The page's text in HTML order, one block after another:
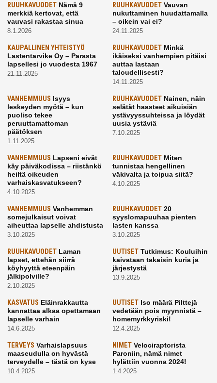
RUUHKAVUODET Nämä 9
merkkiä kertovat, että
vauvasi rakastaa sinua
8.1.2026
RUUHKAVUODETVauvan
nukuttaminen huudattamalla
– oikein vai ei?
24.11.2025
KAUPALLINEN YHTEISTYÖ
Lastentarvike Oy – Parasta
lapsellesi jo vuodesta 1967
21.11.2025
RUUHKAVUODETMinkä
ikäiseksi vanhempien pitäisi
auttaa lastaan
taloudellisesti?
14.11.2025
VANHEMMUUS Isyys
leskeyden myötä – kun
puoliso tekee
peruuttamattoman
päätöksen
1.11.2025
RUUHKAVUODETNainen, näin
selätät haasteet aikuisiän
ystävyyssuhteissa ja löydät
uusia ystäviä
7.10.2025
VANHEMMUUS Lapseni eivät
käy päiväkodissa – riistänkö
heiltä oikeuden
varhaiskasvatukseen?
4.10.2025
RUUHKAVUODETMiten
tunnistaa hengellinen
väkivalta ja toipua siitä?
4.10.2025
VANHEMMUUS Vanhemman
somejulkaisut voivat
aiheuttaa lapselle ahdistusta
3.10.2025
RUUHKAVUODET20
syyslomapuuhaa pienten
lasten kanssa
3.10.2025
RUUHKAVUODET Laman
lapset, ettehän siirrä
köyhyyttä eteenpäin
jälkipolville?
2.10.2025
UUTISETTutkimus: Kouluihin
kaivataan takaisin kuria ja
järjestystä
13.9.2025
KASVATUS Eläinrakkautta
kannattaa alkaa opettamaan
lapselle varhain
14.6.2025
UUTISETIso määrä Pilttejä
vedetään pois myynnistä –
homemyrkkyriski!
12.4.2025
TERVEYS Varhaislapsuus
maaseudulla on hyvästä
terveydelle – tästä on kyse
10.4.2025
NIMETVelociraptorista
Paroniin, nämä nimet
hylättiin vuonna 2024!
1.4.2025